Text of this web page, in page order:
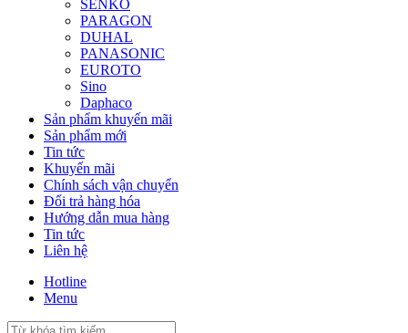
SENKO
PARAGON
DUHAL
PANASONIC
EUROTO
Sino
Daphaco
Sản phẩm khuyến mãi
Sản phẩm mới
Tin tức
Khuyến mãi
Chính sách vận chuyển
Đổi trả hàng hóa
Hướng dẫn mua hàng
Tin tức
Liên hệ
Hotline
Menu